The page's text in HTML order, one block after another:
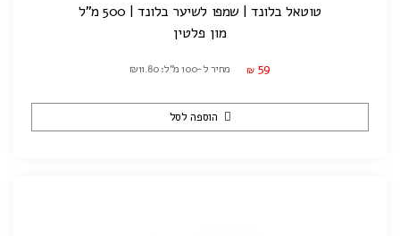
טוטאל בלונד | שמפו לשיער בלונד | 500 מ"ל
מון פלטין
₪ 59 מחיר ל-100 מ"ל: ₪11.80
הוספה לסל